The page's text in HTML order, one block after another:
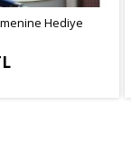
Hediye